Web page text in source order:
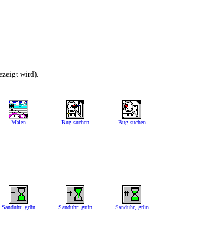
wird).
Malen Bug suchen Bug suchen
Sanduhr, grün Sanduhr, grün Sanduhr, grün